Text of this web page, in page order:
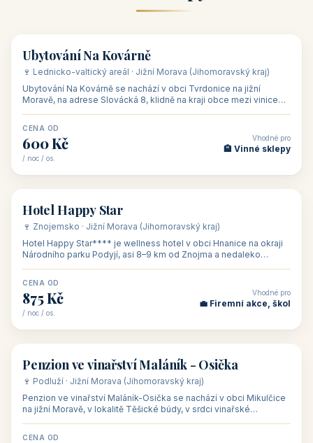
🏡 penzion
Ubytování Na Kovárně
🍷 Lednicko-valtický areál · Jižní Morava (Jihomoravský kraj)
Ubytování Na Kovárně se nachází v obci Tvrdonice na jižní
Moravě, na adrese Slovácká 8, klidně na kraji obce mezi vinicemi,
CENA OD
600 Kč
/ noc / os.
Vhodné pro
🏨 Vinné sklepy
🏨 hotel
Hotel Happy Star
🍷 Znojemsko · Jižní Morava (Jihomoravský kraj)
Hotel Happy Star**** je wellness hotel v obci Hnanice na okraji
Národního parku Podyjí, asi 8–9 km od Znojma a nedaleko
CENA OD
875 Kč
/ noc / os.
Vhodné pro
💼 Firemní akce, škol
🏡 penzion
Penzion ve vinařství Maláník - Osička
🍷 Podluží · Jižní Morava (Jihomoravský kraj)
Penzion ve vinařství Maláník-Osička se nachází v obci Mikulčice
na jižní Moravě, v lokalitě Těšické búdy, v srdci vinařské
CENA OD